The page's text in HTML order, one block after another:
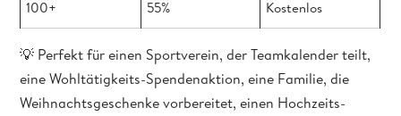
100+ 55% Kostenlos
💡 Perfekt für einen Sportverein, der Teamkalender teilt,
eine Wohltätigkeits-Spendenaktion, eine Familie, die
Weihnachtsgeschenke vorbereitet, einen Hochzeits-